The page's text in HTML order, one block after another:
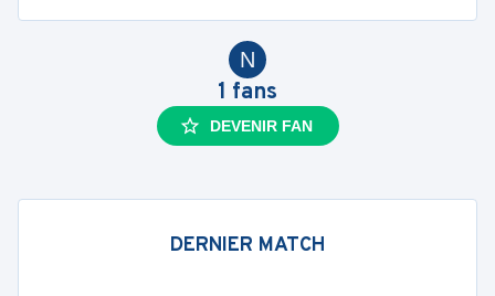
N
1 fans
DEVENIR FAN
DERNIER MATCH